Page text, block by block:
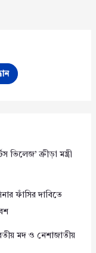
ভিলেজ’ ক্রীড়া মন্ত্রী
ফাঁসির দাবিতে
মদ ও নেশাজাতীয়